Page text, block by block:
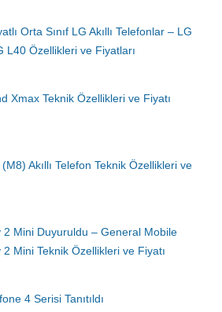
Orta Sınıf LG Akıllı Telefonlar – LG
L40 Özellikleri ve Fiyatları
Xmax Teknik Özellikleri ve Fiyatı
Akıllı Telefon Teknik Özellikleri ve
2 Mini Duyuruldu – General Mobile
2 Mini Teknik Özellikleri ve Fiyatı
4 Serisi Tanıtıldı